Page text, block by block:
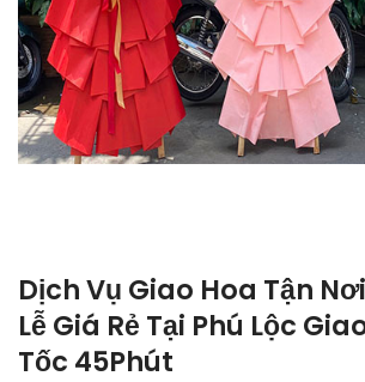
Dịch Vụ Giao Hoa Tận
Lễ Giá Rẻ Tại Phú Lộc
Tốc 45Phút